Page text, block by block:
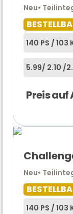
Neu•
140 PS / 103
5.99/ 2.10 /
Preis
Neu•
140 PS / 103